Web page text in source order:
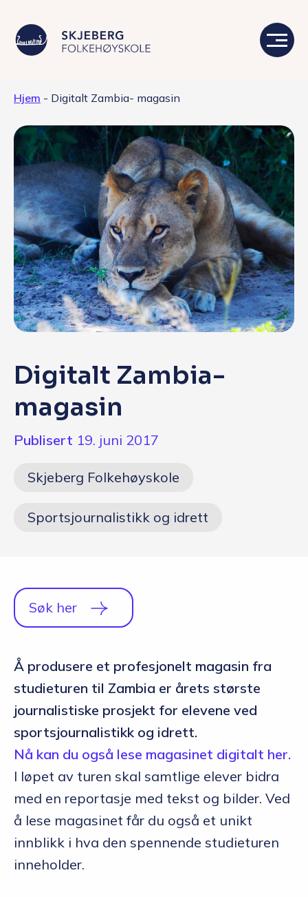
Livet på skolen
Skolen
Kontakt
Valgfag
Siste nytt
Q&A
English
Søk i dag
Hjem - Digitalt Zambia- magasin
Digitalt Zambia-
magasin
Publisert 19. juni 2017
Skjeberg Folkehøyskole
Sportsjournalistikk og idrett
Søk her
Å produsere et profesjonelt magasin fra
studieturen til Zambia er årets største
journalistiske prosjekt for elevene ved
sportsjournalistikk og idrett.
Nå kan du også lese magasinet digitalt her.
I løpet av turen skal samtlige elever bidra
med en reportasje med tekst og bilder. Ved
å lese magasinet får du også et unikt
innblikk i hva den spennende studieturen
inneholder.